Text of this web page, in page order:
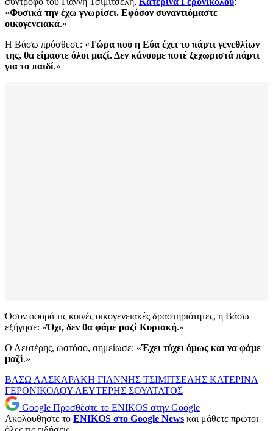
«Φυσικά την έχω γνωρίσει. Εφόσον συναντιόμαστε
οικογενειακά.»
Η Βάσω πρόσθεσε: «Τώρα που η Εύα έχει το πάρτι γενεθλίων
της, θα είμαστε όλοι μαζί. Δεν κάνουμε ποτέ ξεχωριστά πάρτι
για το παιδί.»
Όσον αφορά τις κοινές οικογενειακές δραστηριότητες, η Βάσω
εξήγησε: «Όχι, δεν θα φάμε μαζί Κυριακή.»
Ο Λευτέρης, ωστόσο, σημείωσε: «Έχει τύχει όμως και να φάμε
μαζί.»
ΒΑΣΩ ΛΑΣΚΑΡΑΚΗ ΓΙΑΝΝΗΣ ΤΣΙΜΙΤΣΕΛΗΣ ΚΑΤΕΡΙΝΑ
ΓΕΡΟΝΙΚΟΛΟΥ ΛΕΥΤΕΡΗΣ ΣΟΥΛΤΑΤΟΣ
Google Προσθέστε το ENIKOS στην Google
Ακολουθήστε το ENIKOS στο Google News και μάθετε πρώτοι